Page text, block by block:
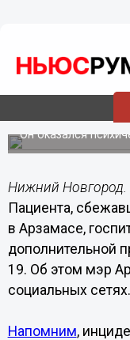
08.04.202016:02
У
Он оказался
Нижний Новгород.
Пациента,
в Арзамасе,
дополнительной
19. Об этом мэр
социальных сетях.
Напомним,